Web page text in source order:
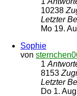
10238
Letzter
Mo 19.
Sophie
von
1
8153
Letzter
Do 1.